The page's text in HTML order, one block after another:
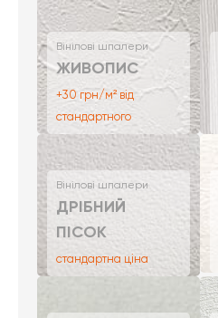
Вінілові шпалери
ЖИВОПИС
+30 грн/м² від
стандартного
Вінілові шпалери
ДРІБНИЙ
ПІСОК
стандартна ціна